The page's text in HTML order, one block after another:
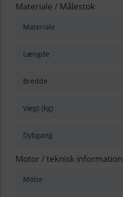
Materiale / Målestok
Materiale
Længde
Bredde
Vægt (kg)
Dybgang
Motor / teknisk information
Motor